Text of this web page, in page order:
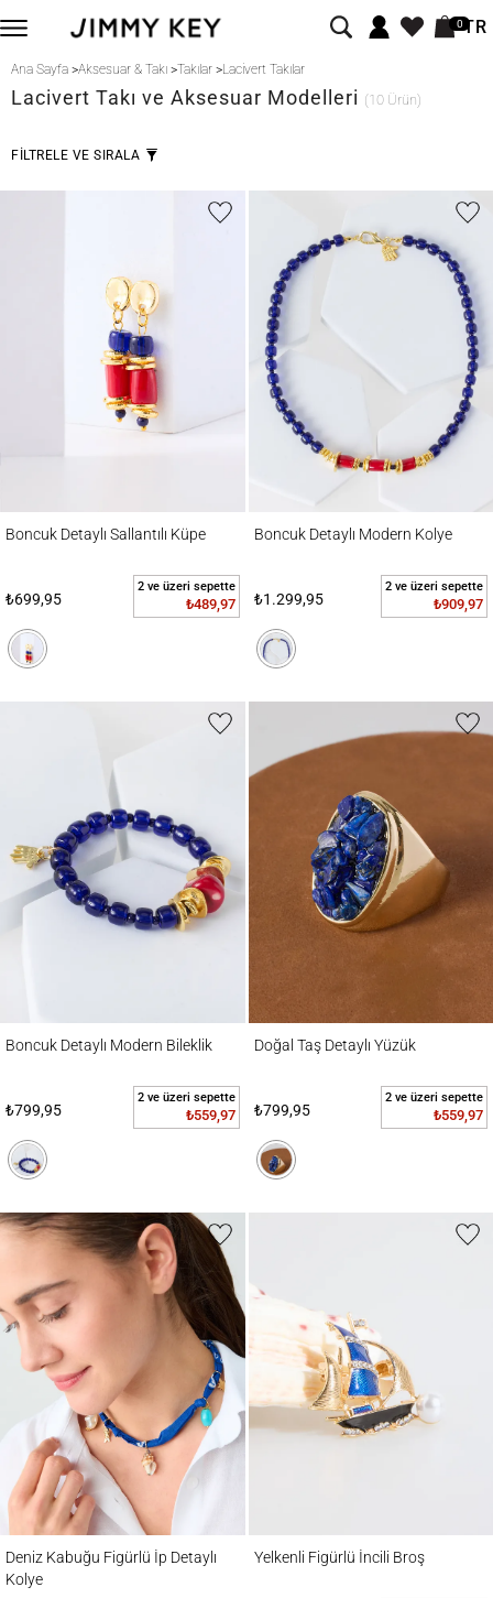
0TR
Ana Sayfa >Aksesuar & Takı >Takılar >Lacivert Takılar
Lacivert Takı ve Aksesuar Modelleri (10 Ürün)
FİLTRELE VE SIRALA
Boncuk Detaylı Sallantılı Küpe
₺699,95
2 ve üzeri sepette
₺489,97
Boncuk Detaylı Modern Kolye
₺1.299,95
2 ve üzeri sepette
₺909,97
Boncuk Detaylı Modern Bileklik
₺799,95
2 ve üzeri sepette
₺559,97
Doğal Taş Detaylı Yüzük
₺799,95
2 ve üzeri sepette
₺559,97
Deniz Kabuğu Figürlü İp Detaylı
Kolye
Yelkenli Figürlü İncili Broş